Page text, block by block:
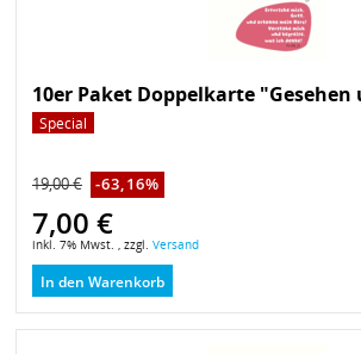
10er Paket Doppelkarte
Special
19,00 € -63,16%
7,00 €
inkl. 7% Mwst. , zzgl. Versand
In den Warenkorb